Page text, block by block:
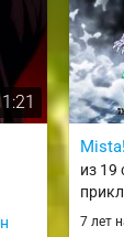
1:21
Mista!
из 19
7 лет